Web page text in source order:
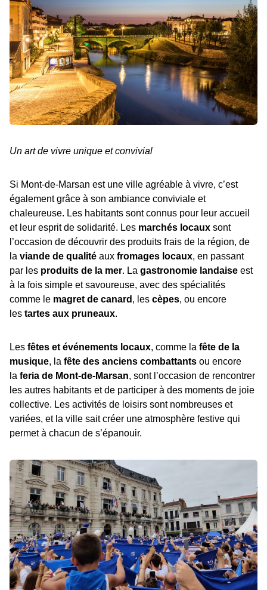
Un art de vivre unique et convivial
Si Mont-de-Marsan est une ville agréable à vivre, c’est
également grâce à son ambiance conviviale et
chaleureuse. Les habitants sont connus pour leur accueil
et leur esprit de solidarité. Les marchés locaux sont
l’occasion de découvrir des produits frais de la région, de
la viande de qualité aux fromages locaux, en passant
par les produits de la mer. La gastronomie landaise est
à la fois simple et savoureuse, avec des spécialités
comme le magret de canard , les cèpes, ou encore
les tartes aux pruneaux.
Les fêtes et événements locaux, comme la fête de la
musique, la fête des anciens combattants ou encore
la feria de Mont-de-Marsan, sont l’occasion de rencontrer
les autres habitants et de participer à des moments de joie
collective. Les activités de loisirs sont nombreuses et
variées, et la ville sait créer une atmosphère festive qui
permet à chacun de s’épanouir.